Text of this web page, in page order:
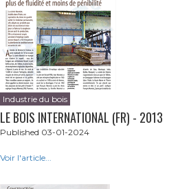
Industrie du bois
LE BOIS INTERNATIONAL (FR) - 2013
Published 03-01-2024
Voir l'article...